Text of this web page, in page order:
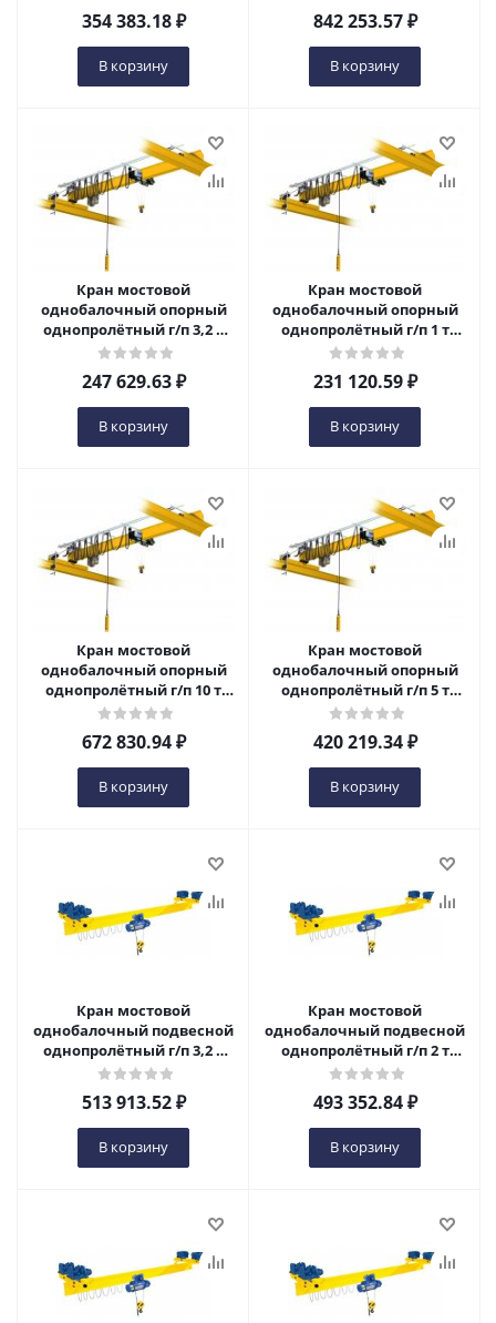
354 383.18₽
В корзину
842 253.57₽
В корзину
Кран мостовой
однобалочный опорный
однопролётный г/п 3,2 т
пролет 4,5 м в Ижевске
247 629.63₽
В корзину
Кран мостовой
однобалочный опорный
однопролётный г/п 1 т
пролет 9,0 м в Ижевске
231 120.59₽
В корзину
Кран мостовой
однобалочный опорный
однопролётный г/п 10 т
пролет 16,5 м в Ижевске
672 830.94₽
В корзину
Кран мостовой
однобалочный опорный
однопролётный г/п 5 т
пролет 9,0 м в Ижевске
420 219.34₽
В корзину
Кран мостовой
однобалочный подвесной
однопролётный г/п 3,2 т
пролет 15,0 м в Ижевске
513 913.52₽
В корзину
Кран мостовой
однобалочный подвесной
однопролётный г/п 2 т
пролет 15,0 м в Ижевске
493 352.84₽
В корзину